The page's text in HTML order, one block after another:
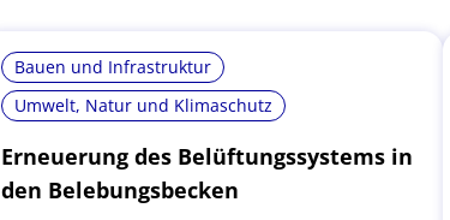
Bauen und Infrastruktur
Umwelt, Natur und Klimaschutz
Erneuerung des Belüftungssystems in
den Belebungsbecken